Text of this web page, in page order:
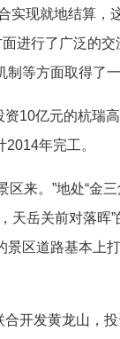
实现就地结算
进行了广泛的
制等方面取得了
10亿元的杭瑞
年完工。
来。”地处“金
天岳关前对落晖
区道路基本上
开发黄龙山，